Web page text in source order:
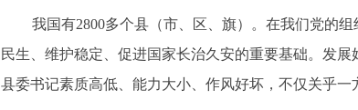
我国有2800多个县（市、区、旗）。在我们党的
民生、维护稳定、促进国家长治久安的重要基础。发
县委书记素质高低、能力大小、作风好坏，不仅关乎一